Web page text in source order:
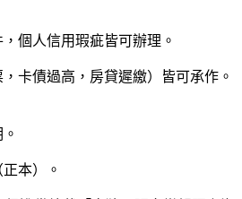
個人信用瑕疵皆可辦理。
卡債過高，房貸遲繳）皆可承作。
本）。